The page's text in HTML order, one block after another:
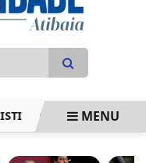
ATIBAIA EM ESTADO
MENU